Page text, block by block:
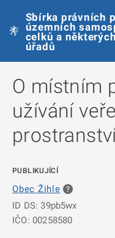
Sbírka právních
územních
celků a
úřadů
O místním
užívání
PUBLIKUJÍCÍ
Obec Žihle
ID DS: 39pb5wx
IČO: 00258580